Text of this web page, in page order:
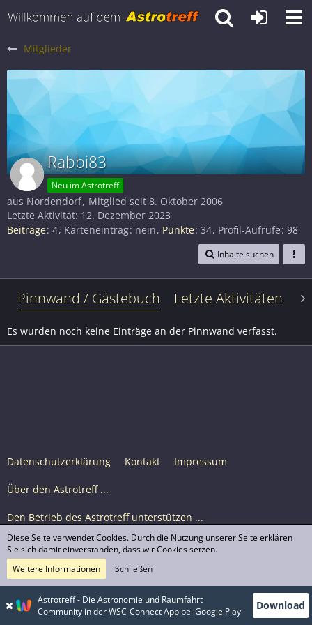
Mitglieder
Rabbi83
Neu im Astrotreff
aus Nordendorf Mitglied seit 8. Oktober 2006
Letzte Aktivität: 12. Dezember 2023
Beiträge 4 Karteneintrag nein Punkte 34 Profil-Aufrufe 98
Inhalte suchen
Pinnwand / Gästebuch Letzte Aktivitäten
Es wurden noch keine Einträge an der Pinnwand verfasst.
Datenschutzerklärung Kontakt Impressum
Über den Astrotreff ...
Den Betrieb des Astrotreff unterstützen ...
Nutzungsbedingungen
© Astrotreff 2001-2026, lizenziert unter CC BY-SA,
sofern für einzelne Inhalte nicht anders angegeben
Astrotreff - Die Astronomie und Raumfahrt
Community in der WSC-Connect App bei Google Play
Download
Diese Seite verwendet Cookies. Durch die Nutzung unserer Seite erklären
Sie sich damit einverstanden, dass wir Cookies setzen.
Weitere Informationen
Schließen